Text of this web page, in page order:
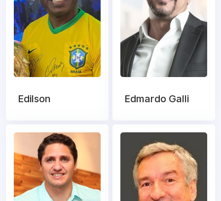
Edilson Edmardo Galli